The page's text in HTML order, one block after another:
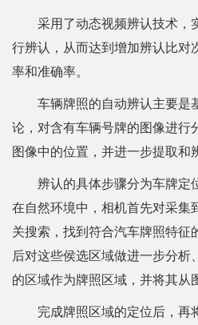
采用了动态视频辨认技术，
行辨认，从而达到增加辨认比对
率和准确率。
车辆牌照的自动辨认主要是
论，对含有车辆号牌的图像进行
图像中的位置，并进一步提取和
辨认的具体步骤分为车牌定
在自然环境中，相机首先对采集
关搜索，找到符合汽车牌照特征
后对这些侯选区域做进一步分析
的区域作为牌照区域，并将其从
完成牌照区域的定位后，再